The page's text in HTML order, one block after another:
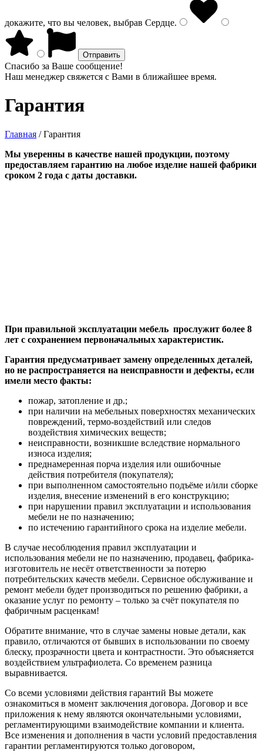
докажите, что вы человек, выбрав Сердце.
Спасибо за Ваше сообщение!
Наш менеджер свяжется с Вами в ближайшее время.
Гарантия
Главная /Гарантия
Мы уверенны в качестве нашей продукции, поэтому
предоставляем гарантию на любое изделие нашей фабрики
сроком 2 года с даты доставки.
При правильной эксплуатации мебель прослужит более 8
лет с сохранением первоначальных характеристик.
Гарантия предусматривает замену определенных деталей,
но не распространяется на неисправности и дефекты, если
имели место факты:
пожар, затопление и др.;
при наличии на мебельных поверхностях механических
повреждений, термо-воздействий или следов
воздействия химических веществ;
неисправности, возникшие вследствие нормального
износа изделия;
преднамеренная порча изделия или ошибочные
действия потребителя (покупателя);
при выполненном самостоятельно подъёме и/или сборке
изделия, внесение изменений в его конструкцию;
при нарушении правил эксплуатации и использования
мебели не по назначению;
по истечению гарантийного срока на изделие мебели.
В случае несоблюдения правил эксплуатации и
использования мебели не по назначению, продавец, фабрика-
изготовитель не несёт ответственности за потерю
потребительских качеств мебели. Сервисное обслуживание и
ремонт мебели будет производиться по решению фабрики, а
оказание услуг по ремонту – только за счёт покупателя по
фабричным расценкам!
Обратите внимание, что в случае замены новые детали, как
правило, отличаются от бывших в использовании по своему
блеску, прозрачности цвета и контрастности. Это объясняется
воздействием ультрафиолета. Со временем разница
выравнивается.
Со всеми условиями действия гарантий Вы можете
ознакомиться в момент заключения договора. Договор и все
приложения к нему являются окончательными условиями,
регламентирующими взаимодействие компании и клиента.
Все изменения и дополнения в части условий предоставления
гарантии регламентируются только договором,